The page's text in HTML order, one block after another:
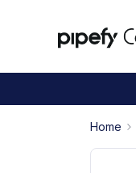
Home